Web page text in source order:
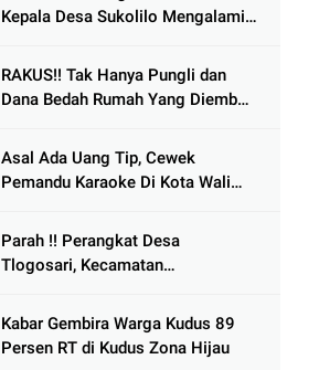
Kepala Desa Sukolilo Mengalami
Meninggal Dunia
RAKUS!! Tak Hanya Pungli dan
Dana Bedah Rumah Yang Diembat,
Tlogowungu, di Duga
Selewengkan Bantuan Mushola
Asal Ada Uang Tip, Cewek
Pemandu Karaoke Di Kota Wali
Parah !! Perangkat Desa
Tlogosari, Kecamatan
Rumah dari BAZNAS
Kabar Gembira Warga Kudus 89
Persen RT di Kudus Zona Hijau